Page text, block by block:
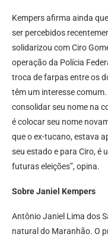
Kempers afirma ainda
ser percebidos
solidarizou com Ciro
operação da Polícia
troca de farpas entre os
têm um interesse
consolidar seu nome na
é colocar seu nome
que o ex-tucano, estava
seu estado e para Ciro, é
futuras eleições”, opina.
Sobre Janiel Kempers
Antônio Janiel Lima dos
natural do Maranhão. O